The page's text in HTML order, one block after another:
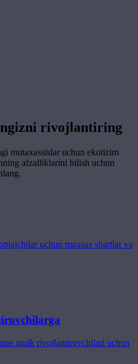
rivojlantiring
mutaxassislar uchun ekotizim
afzalliklarini bilish uchun
uchun maxsus shartlar va
mulk rivojlantiruvchilari uchun